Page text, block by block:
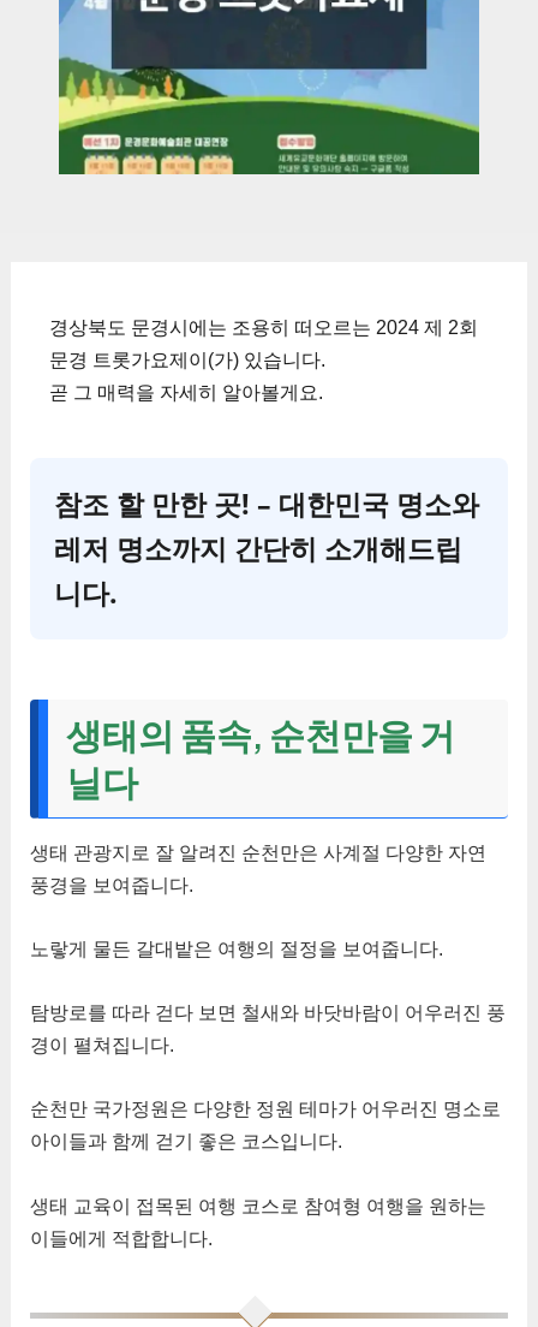
경상북도 문경시에는 조용히 떠오르는 2024 제 2회
문경 트롯가요제이(가) 있습니다.
곧 그 매력을 자세히 알아볼게요.
참조 할 만한 곳! – 대한민국 명소와
레저 명소까지 간단히 소개해드립
니다.
생태의 품속, 순천만을 거
닐다
생태 관광지로 잘 알려진 순천만은 사계절 다양한 자연
풍경을 보여줍니다.
노랗게 물든 갈대밭은 여행의 절정을 보여줍니다.
탐방로를 따라 걷다 보면 철새와 바닷바람이 어우러진 풍
경이 펼쳐집니다.
순천만 국가정원은 다양한 정원 테마가 어우러진 명소로
아이들과 함께 걷기 좋은 코스입니다.
생태 교육이 접목된 여행 코스로 참여형 여행을 원하는
이들에게 적합합니다.